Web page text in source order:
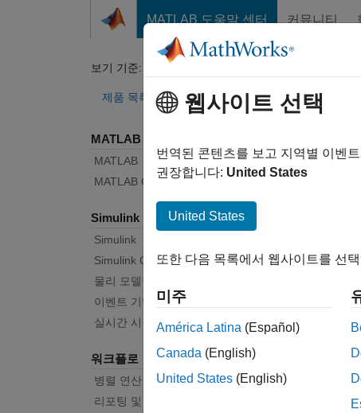
MATLAB 도움말 센터 커뮤니티
보기 기준:
제품 목록
MATLAB 사용
MATLAB
MATLAB Copilot
Simulink 사용
Simulink
Simulink Copilot
물리 모델링
이벤트 기반 모델링
실시간 시뮬레이션 및 테스트
워크플로
병렬 연산
리포팅 및 데이터베이스 액세스
버그 리
텍스
웹사이트 선택
번역된 콘텐츠를 보고 지역별 이벤
권장합니다: United States
United States
또한 다음 목록에서 웹사이트를 선
미주
América Latina (Español)
Canada (English)
United States (English)